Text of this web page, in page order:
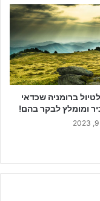
ברומניה שכדאי
ומומלץ לבקר בהם!